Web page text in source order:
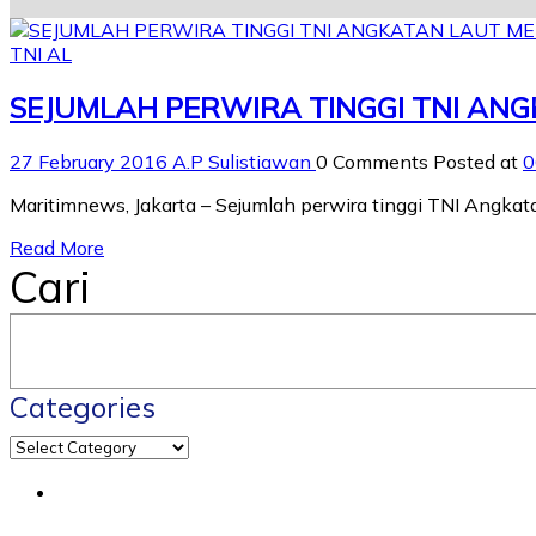
TNI AL
SEJUMLAH PERWIRA TINGGI TNI
27 February 2016 A.P Sulistiawan 0 Comments Posted at
Maritimnews, Jakarta – Sejumlah perwira tinggi TNI
Read More
Cari
Categories